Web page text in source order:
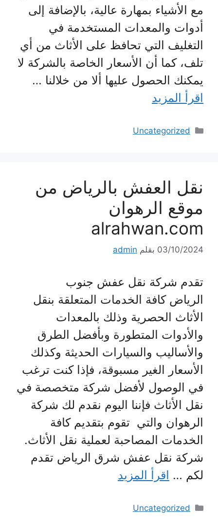
مع الأشياء بمهارة عالية، بالإضافة إلى
أدوات والمعدات المستخدمة في
التغليف التي تحافظ على الأثاث من أي
تلف، كما أن الأسعار الخاصة بالشركة لا
يمكنك الحصول عليها ألا من خلالنا …
اقرأ المزيد
التصنيفات
Uncategorized
نقل العفش بالرياض من
موقع الرهوان
alrahwan.com
03/10/2024 بقلم admin
تقدم شركة نقل عفش جنوب
الرياض كافة الخدمات المتعلقة بنقل
الأثاث الحصرية وذلك بالمعدات
والأدوات المتطورة وبأفضل الطرق
والأساليب والسيارات الحديثة وكذلك
الأسعار الغير مسبوقة، فإذا كنت ترغب
في الوصول لأفضل شركة متخصصة في
نقل الأثاث فإننا اليوم نقدم لك شركة
الرهوان والتي تقوم بتقديم كافة
الخدمات المصاحبة لعملية نقل الأثاث.
شركة نقل عفش شرق الرياض تقدم
لكم … اقرأ المزيد
التصنيفات
Uncategorized